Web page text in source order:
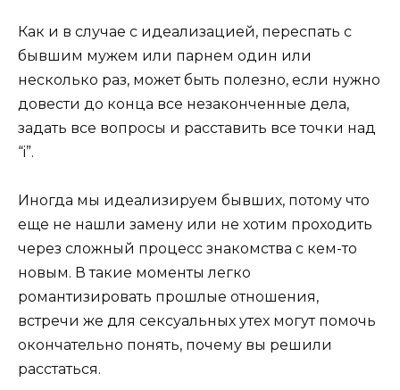
Как и в случае с идеализацией, переспать с
бывшим мужем или парнем один или
несколько раз, может быть полезно, если нужно
довести до конца все незаконченные дела,
задать все вопросы и расставить все точки над
“i”.
Иногда мы идеализируем бывших, потому что
еще не нашли замену или не хотим проходить
через сложный процесс знакомства с кем-то
новым. В такие моменты легко
романтизировать прошлые отношения,
встречи же для сексуальных утех могут помочь
окончательно понять, почему вы решили
расстаться.